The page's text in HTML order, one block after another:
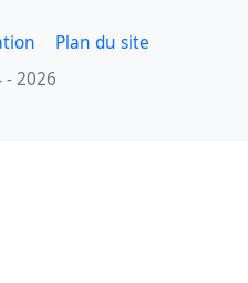
Plan du site
2026